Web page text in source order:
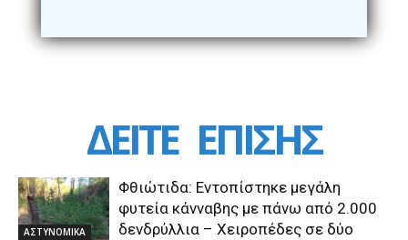
ΔΕΙΤΕ ΕΠΙΣΗΣ
ΑΣΤΥΝΟΜΙΚΑ
Φθιώτιδα: Εντοπίστηκε μεγάλη
φυτεία κάνναβης με πάνω από 2.000
δενδρύλλια – Xειροπέδες σε δύο